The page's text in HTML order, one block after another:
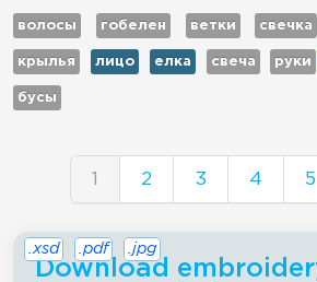
волосы гобелен ветки свечка
крылья лицо елка свеча руки
бусы
1 2 3 4 5
Download
.xsd .pdf .jpg